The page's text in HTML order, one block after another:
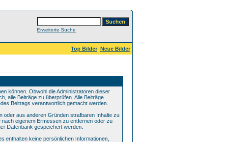
Erweiterte Suche
Top Bilder Neue Bilder
können. Obwohl die Administratoren dieser
alle Beiträge zu überprüfen. Alle Beiträge
Beitrags verantwortlich gemacht werden.
oder aus anderen Gründen strafbaren Inhalte zu
eigenem Ermessen zu entfernen oder zu
Datenbank gespeichert werden.
enthalten keine persönlichen Informationen,